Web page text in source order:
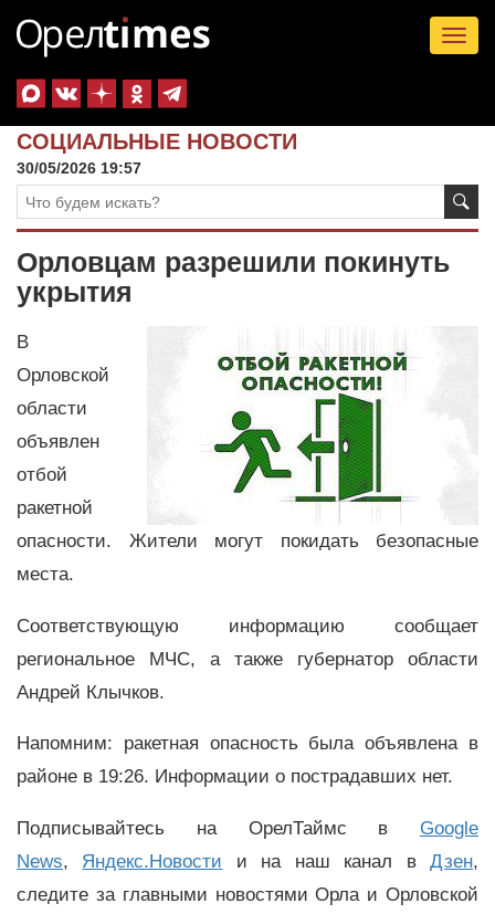
СОЦИАЛЬНЫЕ НОВОСТИ
30/05/2026 19:57
Орловцам разрешили покинуть
укрытия
В
Орловской
области
объявлен
отбой
ракетной
опасности. Жители могут покидать безопасные
места.
Соответствующую информацию сообщает
региональное МЧС, а также губернатор области
Андрей Клычков.
Напомним: ракетная опасность была объявлена в
районе в 19:26. Информации о пострадавших нет.
Подписывайтесь на ОрелТаймс в Google
News, Яндекс.Новости и на наш канал вДзен,
следите за главными новостями Орла и Орловской